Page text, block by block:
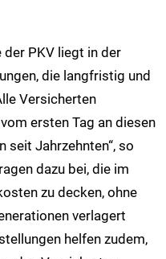
PKV liegt in der
die langfristig und
Versicherten
ersten Tag an diesen
Jahrzehnten“, so
dazu bei, die im
zu decken, ohne
verlagert
helfen zudem,